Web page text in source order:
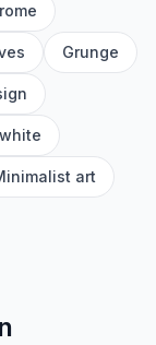
Grunge
art